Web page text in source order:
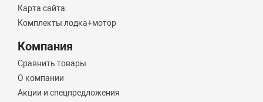
Карта сайта
Комплекты лодка+мотор
Компания
Сравнить товары
О компании
Акции и спецпредложения